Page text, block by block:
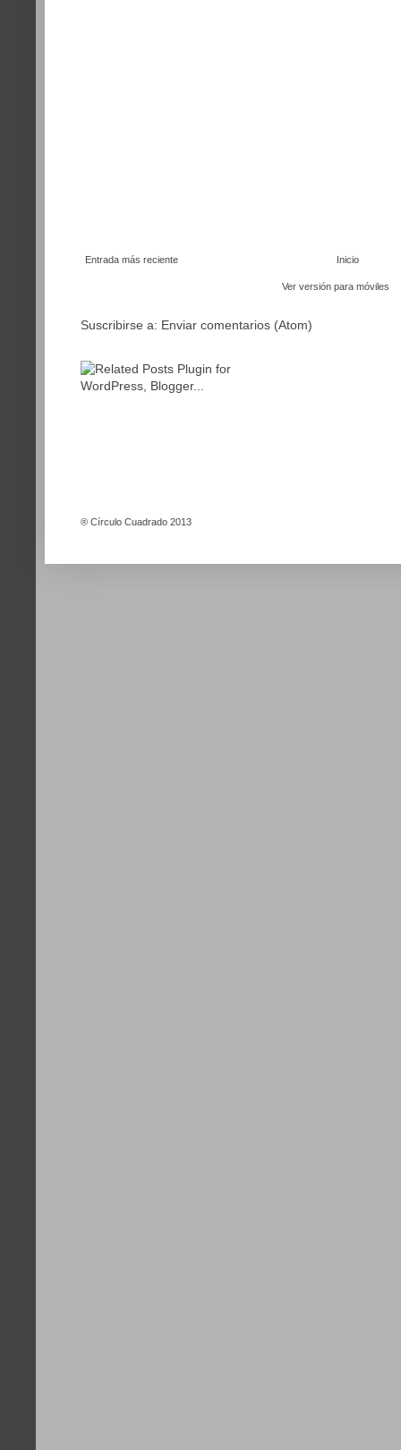
Entrada más reciente Inicio
Ver versión para móviles
Suscribirse a: Enviar comentarios (Atom)
® Círculo Cuadrado 2013